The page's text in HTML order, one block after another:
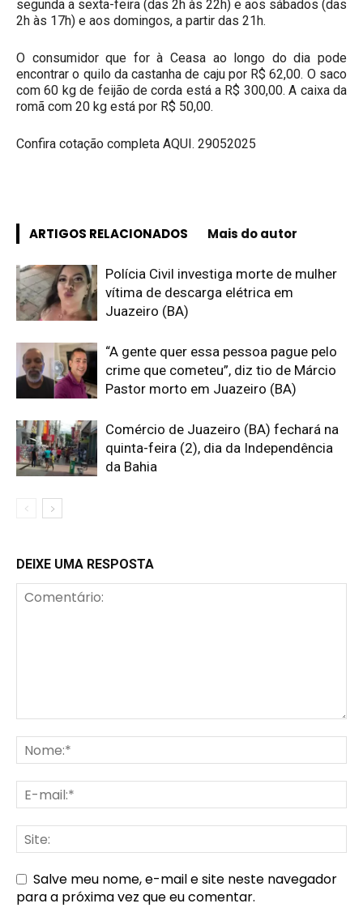
segunda a sexta-feira (das 2h às 22h) e aos sábados (das
2h às 17h) e aos domingos, a partir das 21h.
O consumidor que for à Ceasa ao longo do dia pode
encontrar o quilo da castanha de caju por R$ 62,00. O saco
com 60 kg de feijão de corda está a R$ 300,00. A caixa da
romã com 20 kg está por R$ 50,00.
Confira cotação completa AQUI. 29052025
ARTIGOS RELACIONADOS Mais do autor
Polícia Civil investiga morte de mulher
vítima de descarga elétrica em
Juazeiro (BA)
“A gente quer essa pessoa pague pelo
crime que cometeu”, diz tio de Márcio
Pastor morto em Juazeiro (BA)
Comércio de Juazeiro (BA) fechará na
quinta-feira (2), dia da Independência
da Bahia
DEIXE UMA RESPOSTA
Salve meu nome, e-mail e site neste navegador
para a próxima vez que eu comentar.